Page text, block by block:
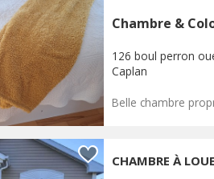
Chambre &
126 boul perron
Caplan
Belle chambre
CHAMBRE À